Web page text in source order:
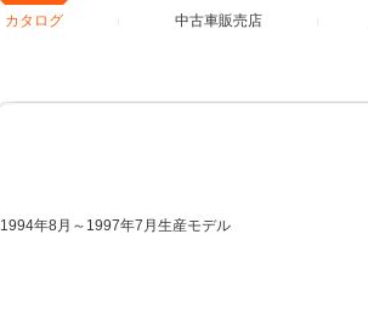
カタログ 中古車販売店
1994年8月～1997年7月生産モデル